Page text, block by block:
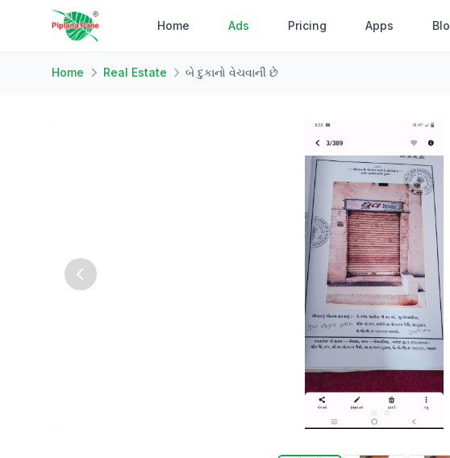
Home Ads Pricing Apps
Home Real Estate બે દુકાનો વેચવાની છે